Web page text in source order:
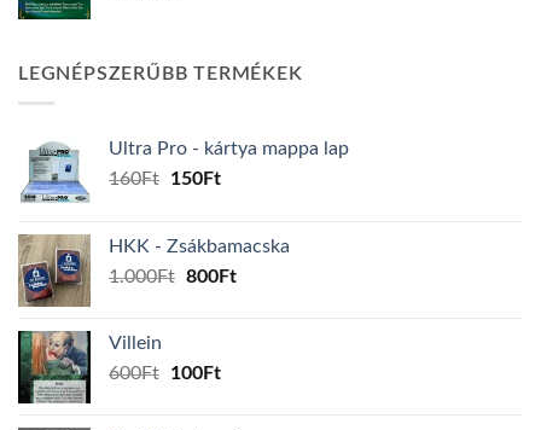
LEGNÉPSZERŰBB TERMÉKEK
Ultra Pro - kártya mappa lap
160Ft
Original
160Ft.
150FtCurrent
150Ft.
HKK - Zsákbamacska
1.000Ft Original
800FtCurrent
Villein
600Ft
Original
100FtCurrent